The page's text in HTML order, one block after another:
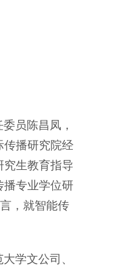
员陈昌凤，
传播研究院经
究生教育指导
播专业学位研
，就智能传
学文公司、